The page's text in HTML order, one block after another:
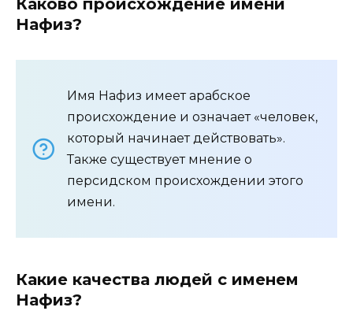
Каково происхождение имени
Нафиз?
Имя Нафиз имеет арабское
происхождение и означает «человек,
который начинает действовать».
Также существует мнение о
персидском происхождении этого
имени.
Какие качества людей с именем
Нафиз?